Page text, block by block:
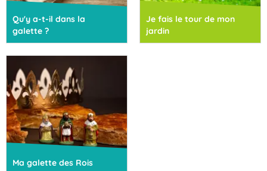
Qu'y a-t-il dans la
galette ?
Je fais le tour de mon
jardin
Ma galette des Rois